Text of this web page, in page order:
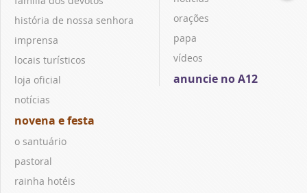
história de nossa senhora
imprensa
locais turísticos
loja oficial
notícias
novena e festa
o santuário
pastoral
rainha hotéis
orações
papa
vídeos
anuncie no A12